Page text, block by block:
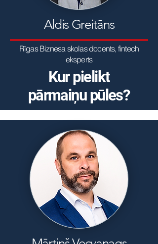
Aldis Greitāns
Rīgas Biznesa skolas docents, fintech
eksperts
Kur pielikt
pārmaiņu pūles?